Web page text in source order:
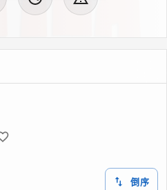
倒序